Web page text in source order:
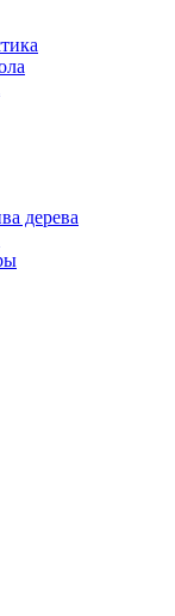
дерева